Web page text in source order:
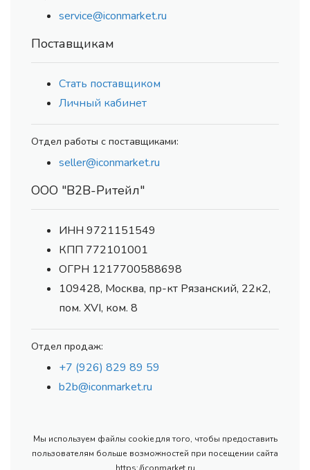
service@iconmarket.ru
Поставщикам
Стать поставщиком
Личный кабинет
Отдел работы с поставщиками:
seller@iconmarket.ru
ООО "В2В-Ритейл"
ИНН 9721151549
КПП 772101001
ОГРН 1217700588698
109428, Москва, пр-кт Рязанский, 22к2,
пом. XVI, ком. 8
Отдел продаж:
+7 (926) 829 89 59
b2b@iconmarket.ru
Мы используем файлы cookie для того, чтобы предоставить
пользователям больше возможностей при посещении сайта